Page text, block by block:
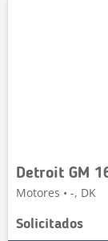
Detroit GM
Motores • -, DK
Solicitados